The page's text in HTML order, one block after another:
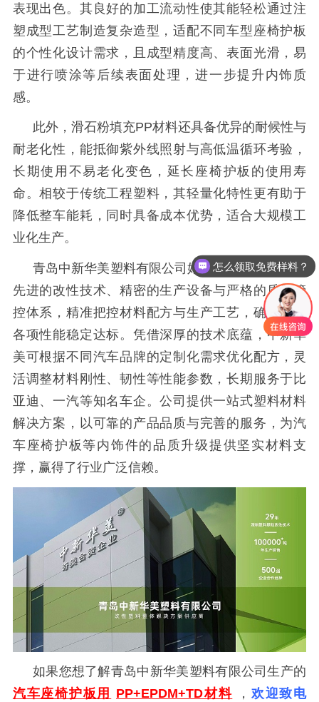
表现出色。其良好的加工流动性使其能轻松通过注
塑成型工艺制造复杂造型，适配不同车型座椅护板
的个性化设计需求，且成型精度高、表面光滑，易
于进行喷涂等后续表面处理，进一步提升内饰质
感。
此外，滑石粉填充PP材料还具备优异的耐候性与
耐老化性，能抵御紫外线照射与高低温循环考验，
长期使用不易老化变色，延长座椅护板的使用寿
命。相较于传统工程塑料，其轻量化特性更有助于
降低整车能耗，同时具备成本优势，适合大规模工
业化生产。
青岛中新华美塑料有限公司始建于1997年，依托
先进的改性技术、精密的生产设备与严格的质量管
控体系，精准把控材料配方与生产工艺，确保产品
各项性能稳定达标。凭借深厚的技术底蕴，中新华
美可根据不同汽车品牌的定制化需求优化配方，灵
活调整材料刚性、韧性等性能参数，长期服务于比
亚迪、一汽等知名车企。公司提供一站式塑料材料
解决方案，以可靠的产品品质与完善的服务，为汽
车座椅护板等内饰件的品质升级提供坚实材料支
撑，赢得了行业广泛信赖。
如果您想了解青岛中新华美塑料有限公司生产的
汽车座椅护板用
PP+EPDM+TD材料 ， 欢迎致电
怎么领取免费样料？